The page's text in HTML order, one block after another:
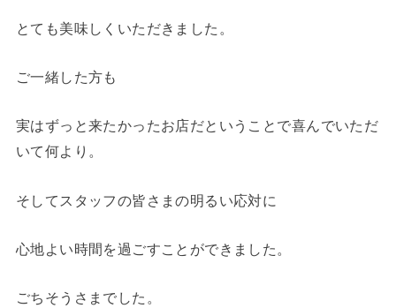
とても美味しくいただきました。
ご一緒した方も
実はずっと来たかったお店だということで喜んでいただ
いて何より。
そしてスタッフの皆さまの明るい応対に
心地よい時間を過ごすことができました。
ごちそうさまでした。